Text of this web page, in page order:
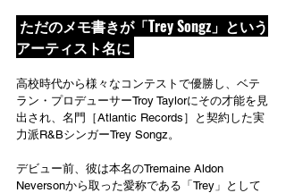
アーティスト名に
高校時代から様々なコンテストで優勝し、ベテ
ラン・プロデューサーTroy Taylorにその才能を見
出され、名門［Atlantic Records］と契約した実
力派R&BシンガーTrey Songz。
デビュー前、彼は本名のTremaine Aldon
Neversonから取った愛称である「Trey」として